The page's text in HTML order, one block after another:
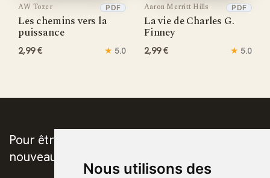
Nous utilisons des
AW Tozer
Les chemins vers la
puissance
PDF
2,99 € ★ 5.0
Aaron Merritt Hills
La vie de Charles G.
Finney
PDF
2,99 € ★ 5.0
Pour être prévenus de la publication des
nouveaux ebooks chrétiens